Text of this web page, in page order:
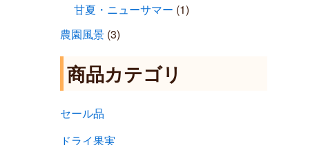
甘夏・ニューサマー (1)
農園風景 (3)
商品カテゴリ
セール品
ドライ果実